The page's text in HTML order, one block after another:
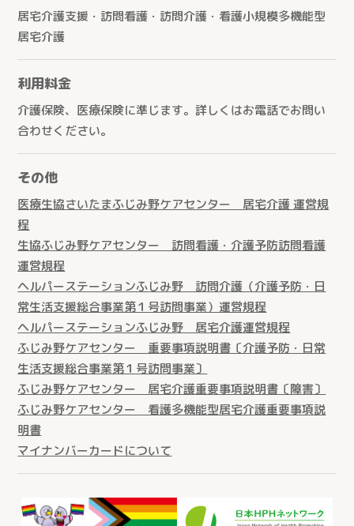
居宅介護支援・訪問看護・訪問介護・看護小規模多機能型
居宅介護
利用料金
介護保険、医療保険に準じます。詳しくはお電話でお問い
合わせください。
その他
医療生協さいたまふじみ野ケアセンター 居宅介護 運営規
程
生協ふじみ野ケアセンター 訪問看護・介護予防訪問看護
運営規程
ヘルパーステーションふじみ野 訪問介護（介護予防・日
常生活支援総合事業第１号訪問事業）運営規程
ヘルパーステーションふじみ野 居宅介護運営規程
ふじみ野ケアセンター 重要事項説明書〔介護予防・日常
生活支援総合事業第１号訪問事業〕
ふじみ野ケアセンター 居宅介護重要事項説明書〔障害〕
ふじみ野ケアセンター 看護多機能型居宅介護重要事項説
明書
マイナンバーカードについて